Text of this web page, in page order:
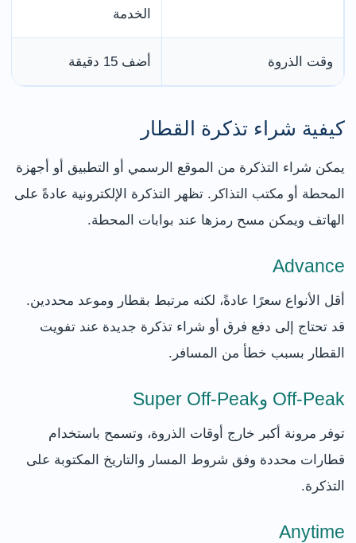
الخدمة
وقت الذروة أضف 15 دقيقة
كيفية شراء تذكرة القطار
يمكن شراء التذكرة من الموقع الرسمي أو التطبيق أو أجهزة
المحطة أو مكتب التذاكر. تظهر التذكرة الإلكترونية عادةً على
الهاتف ويمكن مسح رمزها عند بوابات المحطة.
Advance
أقل الأنواع سعرًا عادةً، لكنه مرتبط بقطار وموعد محددين.
قد تحتاج إلى دفع فرق أو شراء تذكرة جديدة عند تفويت
القطار بسبب خطأ من المسافر.
Off-Peak وSuper Off-Peak
توفر مرونة أكبر خارج أوقات الذروة، وتسمح باستخدام
قطارات محددة وفق شروط المسار والتاريخ المكتوبة على
التذكرة.
Anytime